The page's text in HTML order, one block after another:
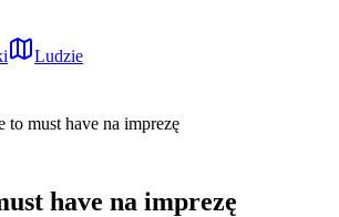
Ludzie
must have na imprezę
have na imprezę